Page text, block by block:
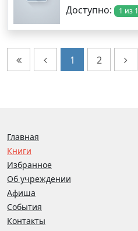
Доступно:
1 из 1
1 2
Главная
Книги
Избранное
Об учреждении
Афиша
События
Контакты